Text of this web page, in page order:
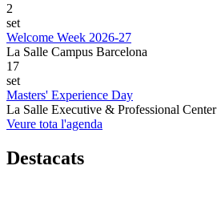
2
set
Welcome Week 2026-27
La Salle Campus Barcelona
17
set
Masters' Experience Day
La Salle Executive & Professional Center
Veure tota l'agenda
Destacats